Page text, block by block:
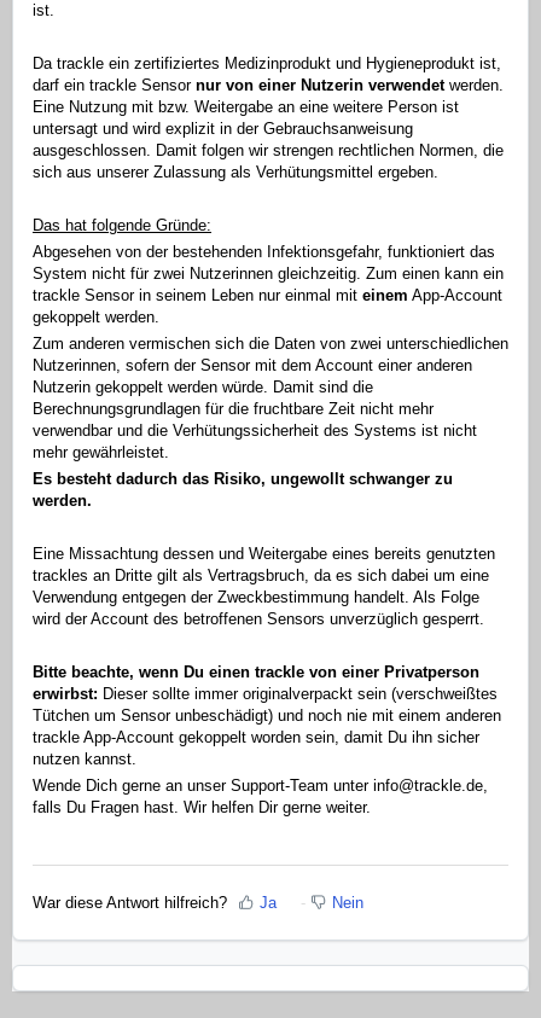
ist.
Da trackle ein zertifiziertes Medizinprodukt und Hygieneprodukt ist,
darf ein trackle Sensor nur von einer Nutzerin verwendet werden.
Eine Nutzung mit bzw. Weitergabe an eine weitere Person ist
untersagt und wird explizit in der Gebrauchsanweisung
ausgeschlossen. Damit folgen wir strengen rechtlichen Normen, die
sich aus unserer Zulassung als Verhütungsmittel ergeben.
Das hat folgende Gründe:
Abgesehen von der bestehenden Infektionsgefahr, funktioniert das
System nicht für zwei Nutzerinnen gleichzeitig. Zum einen kann ein
trackle Sensor in seinem Leben nur einmal mit einem App-Account
gekoppelt werden.
Zum anderen vermischen sich die Daten von zwei unterschiedlichen
Nutzerinnen, sofern der Sensor mit dem Account einer anderen
Nutzerin gekoppelt werden würde. Damit sind die
Berechnungsgrundlagen für die fruchtbare Zeit nicht mehr
verwendbar und die Verhütungssicherheit des Systems ist nicht
mehr gewährleistet.
Es besteht dadurch das Risiko, ungewollt schwanger zu
werden.
Eine Missachtung dessen und Weitergabe eines bereits genutzten
trackles an Dritte gilt als Vertragsbruch, da es sich dabei um eine
Verwendung entgegen der Zweckbestimmung handelt. Als Folge
wird der Account des betroffenen Sensors unverzüglich gesperrt.
Bitte beachte, wenn Du einen trackle von einer Privatperson
erwirbst: Dieser sollte immer originalverpackt sein (verschweißtes
Tütchen um Sensor unbeschädigt) und noch nie mit einem anderen
trackle App-Account gekoppelt worden sein, damit Du ihn sicher
nutzen kannst.
Wende Dich gerne an unser Support-Team unter info@trackle.de,
falls Du Fragen hast. Wir helfen Dir gerne weiter.
War diese Antwort hilfreich? Ja Nein